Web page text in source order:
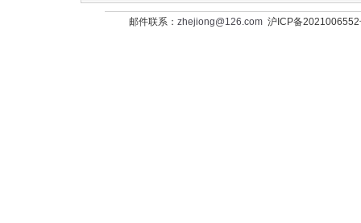
邮件联系： zhejiong@126.com沪ICP备